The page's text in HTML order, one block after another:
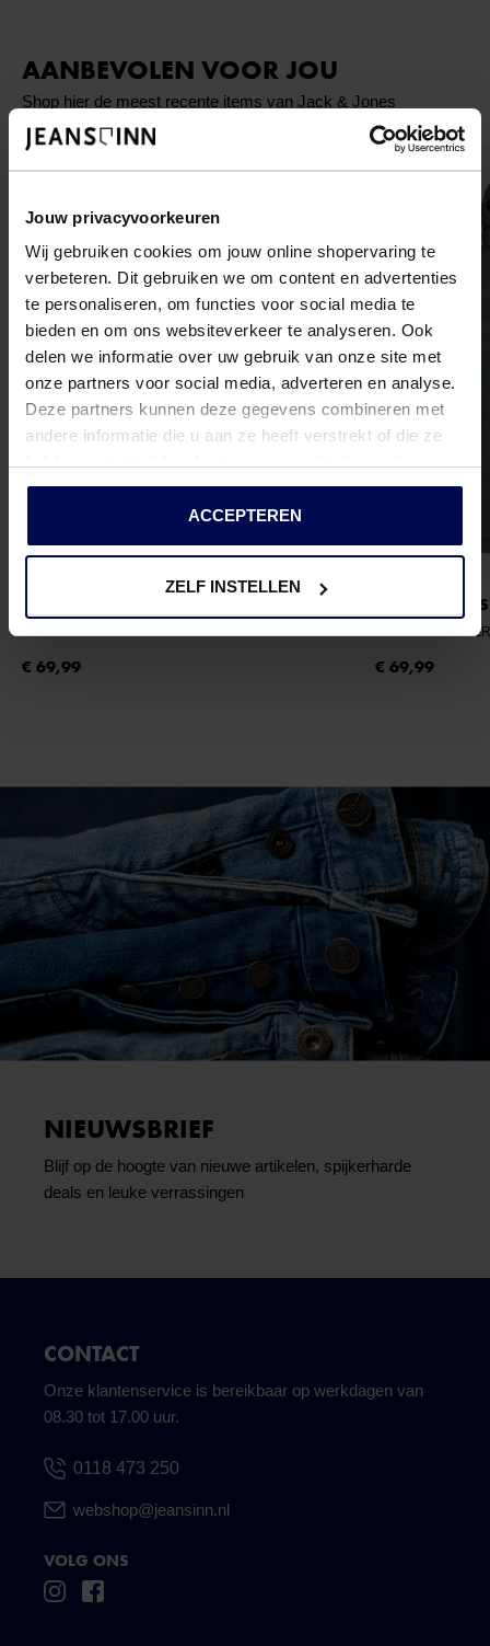
Jouw privacyvoorkeuren
Wij gebruiken cookies om jouw online shopervaring te
verbeteren. Dit gebruiken we om content en advertenties
te personaliseren, om functies voor social media te
bieden en om ons websiteverkeer te analyseren. Ook
delen we informatie over uw gebruik van onze site met
onze partners voor social media, adverteren en analyse.
Deze partners kunnen deze gegevens combineren met
andere informatie die u aan ze heeft verstrekt of die ze
services.
ACCEPTEREN
ZELF INSTELLEN
AANBEVOLEN VOOR JOU
Shop hier de meest recente items van Jack & Jones
JJESOHO PUFFER HOOD AW26 SN JNR- BLACK
€ 69,99
JACK & JONES
JJESOHO
€ 69,99
NIEUWSBRIEF
Blijf op de hoogte van nieuwe artikelen, spijkerharde
deals en leuke verrassingen
CONTACT
Onze klantenservice is bereikbaar op werkdagen van
08.30 tot 17.00 uur.
0118 473 250
webshop@jeansinn.nl
VOLG ONS